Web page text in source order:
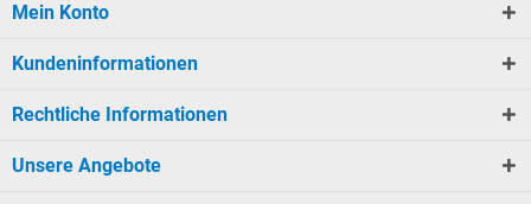
Mein Konto
Kundeninformationen
Rechtliche Informationen
Unsere Angebote